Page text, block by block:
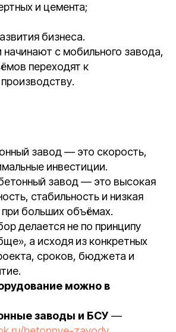
и цемента;
бизнеса.
начинают с мобильного завода,
переходят к
завод — это скорость,
инвестиции.
завод — это высокая
стабильность и низкая
больших объёмах.
делается не по принципу
а исходя из конкретных
сроков, бюджета и
можно в
заводы и БСУ —